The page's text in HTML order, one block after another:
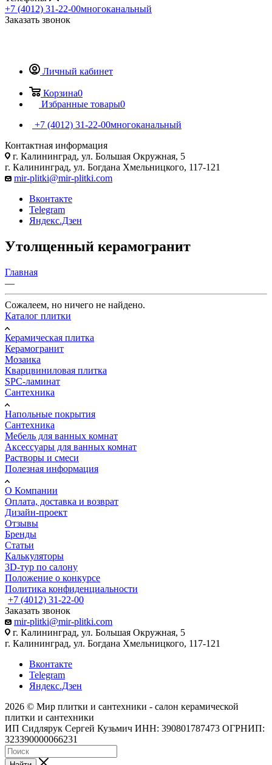
+7 (4012) 31-22-00многоканальный
Заказать звонок
Личный кабинет
Корзина0
Избранные товары0
+7 (4012) 31-22-00многоканальный
Контактная информация
г. Калининград, ул. Большая Окружная, 5
г. Калининград, ул. Богдана Хмельницкого, 117-121
mir-plitki@mir-plitki.com
Вконтакте
Telegram
Яндекс.Дзен
Утолщенный керамогранит
Главная
—
Сожалеем, но ничего не найдено.
Каталог плитки
Керамическая плитка
Керамогранит
Мозаика
Кварцвиниловая плитка
SPC-ламинат
Сантехника
Напольные покрытия
Сантехника
Мебель для ванных комнат
Аксессуары для ванных комнат
Растворы и смеси
Полезная информация
О Компании
Оплата, доставка и возврат
Дизайн-проект
Отзывы
Бренды
Статьи
Калькуляторы
3D-тур по салону
Положение о конкурсе
Политика конфиденциальности
+7 (4012) 31-22-00
Заказать звонок
mir-plitki@mir-plitki.com
г. Калининград, ул. Большая Окружная, 5
г. Калининград, ул. Богдана Хмельницкого, 117-121
Вконтакте
Telegram
Яндекс.Дзен
2026 © Мир плитки и сантехники - салон керамической
плитки и сантехники
ИП Сидлярук Сергей Кузьмич ИНН: 390801787473 ОГРНИП:
323390000066231